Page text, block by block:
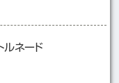
ルネード